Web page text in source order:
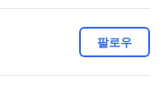
팔로우